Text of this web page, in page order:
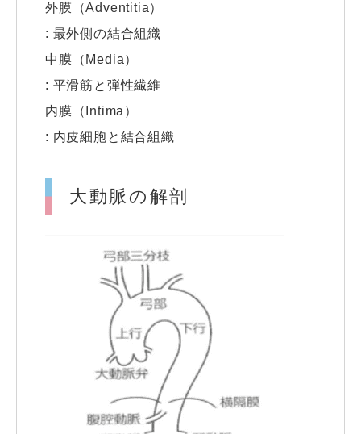
外膜（Adventitia）
: 最外側の結合組織
中膜（Media）
: 平滑筋と弾性繊維
内膜（Intima）
: 内皮細胞と結合組織
大動脈の解剖